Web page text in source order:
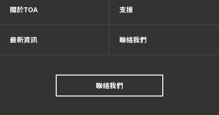
關於TOA 支援
最新資訊 聯絡我們
聯絡我們